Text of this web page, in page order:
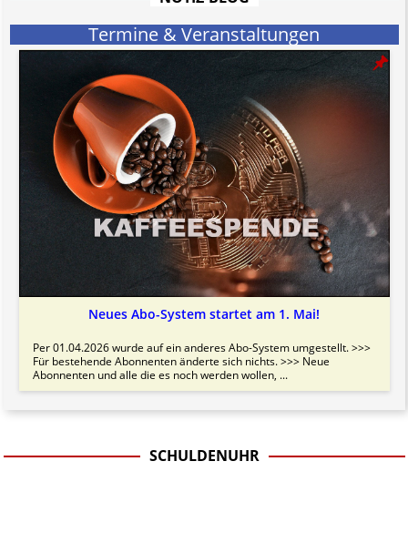
Termine & Veranstaltungen
Neues Abo-System startet am 1. Mai!
Per 01.04.2026 wurde auf ein anderes Abo-System umgestellt. >>>
Für bestehende Abonnenten änderte sich nichts. >>> Neue
Abonnenten und alle die es noch werden wollen, ...
SCHULDENUHR